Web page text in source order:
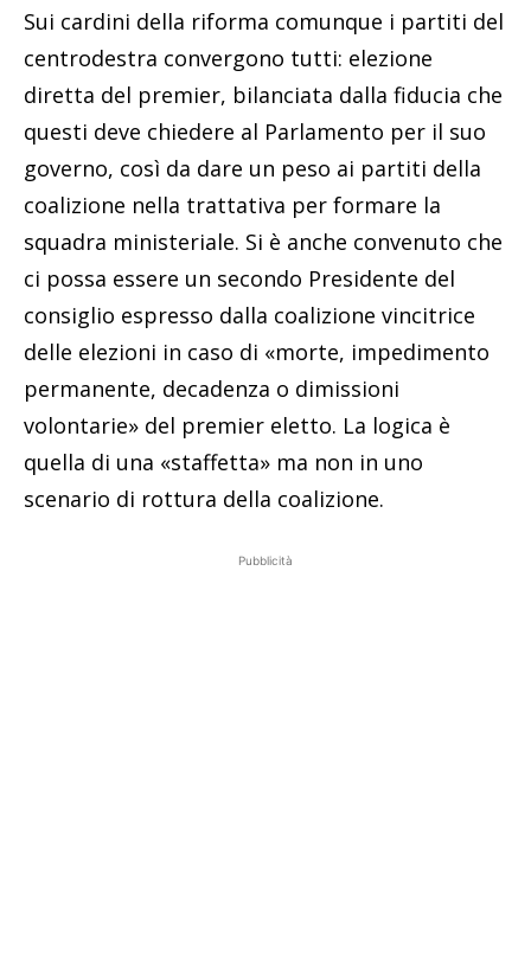
Sui cardini della riforma comunque i partiti del
centrodestra convergono tutti: elezione
diretta del premier, bilanciata dalla fiducia che
questi deve chiedere al Parlamento per il suo
governo, così da dare un peso ai partiti della
coalizione nella trattativa per formare la
squadra ministeriale. Si è anche convenuto che
ci possa essere un secondo Presidente del
consiglio espresso dalla coalizione vincitrice
delle elezioni in caso di «morte, impedimento
permanente, decadenza o dimissioni
volontarie» del premier eletto. La logica è
quella di una «staffetta» ma non in uno
scenario di rottura della coalizione.
Pubblicità